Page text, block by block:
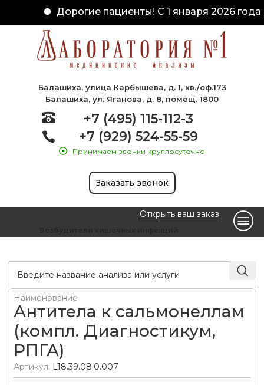
Дорогие пациенты! С 1 января 2026 года
Балашиха, улица Карбышева, д. 1, кв./оф.173
Балашиха, ул. Яганова, д. 8, помещ. 1800
+7 (495) 115-112-3
+7 (929) 524-55-59
Принимаем звонки круглосуточно
Заказать звонок
Открыть ваш заказ
Наименование
Антитела к сальмонеллам
(компл. Диагностикум,
РПГА)
Артикул: L18.39.08.0.007